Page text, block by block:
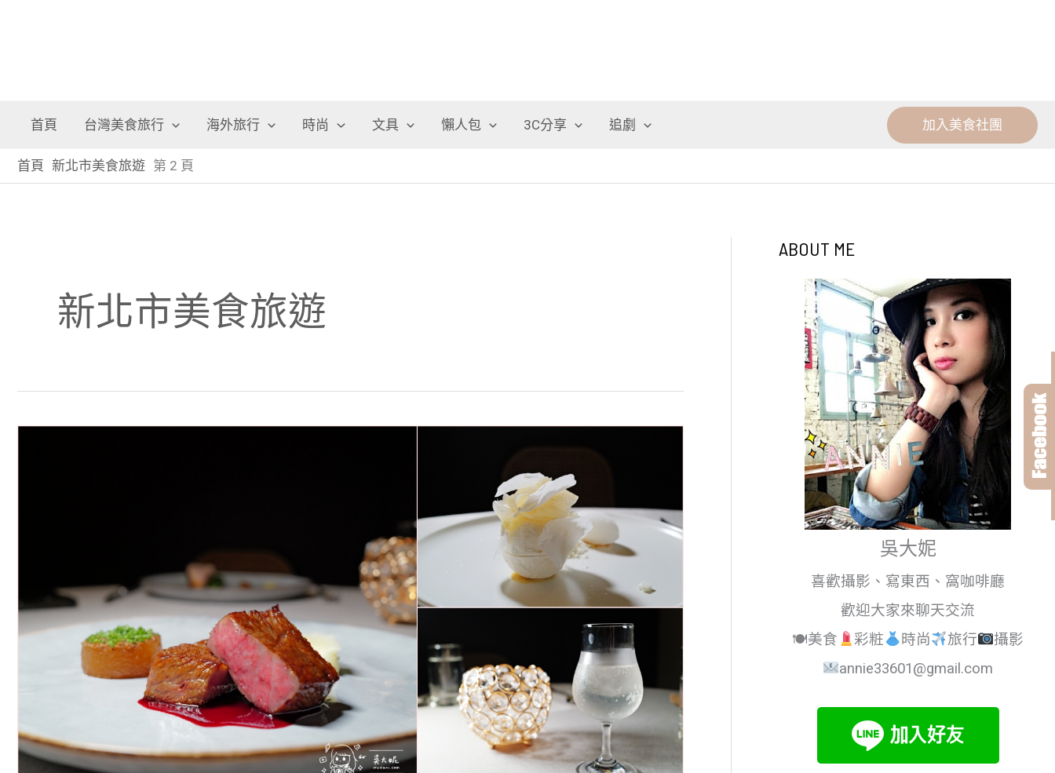
首頁 台灣美食旅行 海外旅行 時尚 文具 懶人包 3C分享 追劇 加入美食社團
首頁 新北市美食旅遊 第 2 頁
新北市美食旅遊
三
1954」，
在
眷
村
奢
法
餐
ABOUT ME
吳大妮
喜歡攝影、寫東西、窩咖啡廳
歡迎大家來聊天交流
🍽美食
彩粧 時尚 旅行
攝影
annie33601@gmail.com